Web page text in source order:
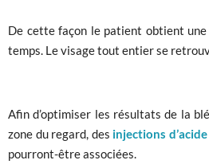
De cette façon le patient obtient
temps. Le visage tout entier se
Afin d’optimiser les résultats de la
zone du regard, des injections
pourront-être associées.